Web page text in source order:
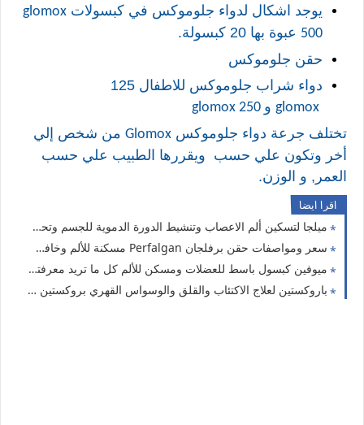
يوجد اشكال لدواء جلوموكس في كبسولات glomox
500 عبوة بها 20 كبسولة.
حقن جلوموكس
دواء شراب جلوموكس للاطفال 125
glomox و glomox 250
تختلف جرعة دواء جلوموكس Glomox من شخص إلي
أخر وتكون علي حسب ويقررها الطبيب علي حسب
العمر, و الوزن.
اقرا ايضا
ميلجا لتسكين ألم الاعصاب وتنشيط الدورة الدموية للجسم وتحسين الجهاز العصبي والحركى Milga
سعر ومواصفات حقن برفلجان Perfalgan مسكنة للألم وخافض للحرارة
ميوفين كبسول باسط للعضلات ومسكن للألم كل ما تريد معرفته ميوفين myofen
باروكستين لعلاج الاكتئاب والقلق والوسواس القهري بروكستين paroxetine